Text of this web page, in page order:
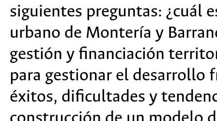
siguientes preguntas: ¿cuál
urbano de Montería y
gestión y financiación
para gestionar el desarrollo
éxitos, dificultades y